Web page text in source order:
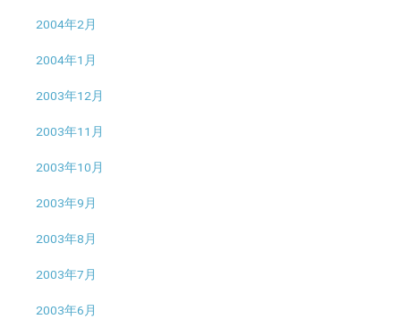
2004年2月
2004年1月
2003年12月
2003年11月
2003年10月
2003年9月
2003年8月
2003年7月
2003年6月